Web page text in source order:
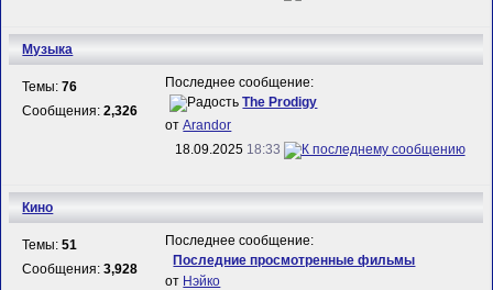
Музыка
Темы:76
Сообщения:2,326
Последнее сообщение:
The Prodigy
отArandor
18.09.2025 18:33
Кино
Темы:51
Сообщения:3,928
Последнее сообщение:
Последние просмотренные фильмы
от Нэйко